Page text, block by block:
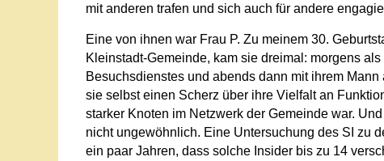
mit anderen trafen und sich auch für andere
Eine von ihnen war Frau P. Zu meinem 30.
Kleinstadt-Gemeinde, kam sie dreimal: morgens
Besuchsdienstes und abends dann mit ihrem
sie selbst einen Scherz über ihre Vielfalt an
starker Knoten im Netzwerk der Gemeinde war.
nicht ungewöhnlich. Eine Untersuchung des SI zu
ein paar Jahren, dass solche Insider bis zu 14